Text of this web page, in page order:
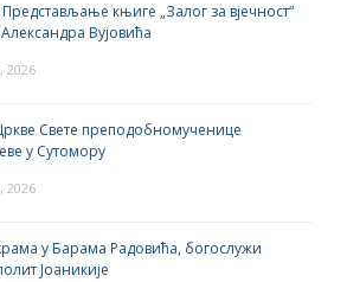
Представљање књиге „Залог за вјечност“
Вујовића
2026
Свете преподобномученице
у Сутомору
2026
у Барама Радовића, богослужи
Јоаникије